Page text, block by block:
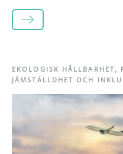
LÄS MER
EKOLOGISK HÅLLBARHET,
JÄMSTÄLLDHET OCH